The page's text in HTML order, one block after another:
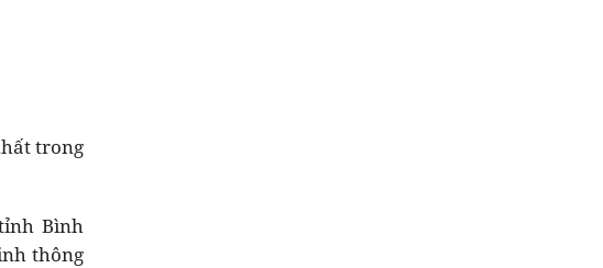
trong
Bình
thông